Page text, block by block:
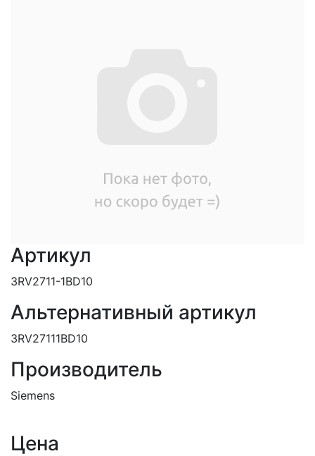
Артикул
3RV2711-1BD10
Альтернативный артикул
3RV27111BD10
Производитель
Siemens
Цена